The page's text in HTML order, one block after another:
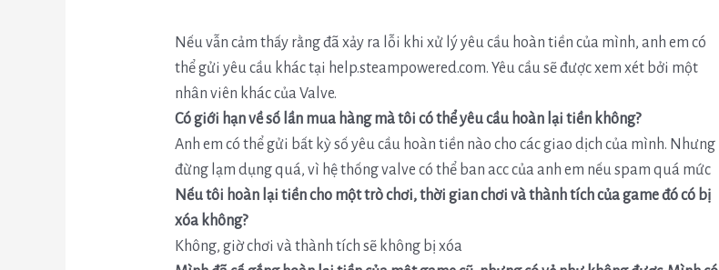
Nếu vẫn cảm thấy rằng đã xảy ra lỗi khi xử lý yêu cầu hoàn tiền của mình, anh em có
thể gửi yêu cầu khác tại help.steampowered.com. Yêu cầu sẽ được xem xét bởi một
nhân viên khác của Valve.
Có giới hạn về số lần mua hàng mà tôi có thể yêu cầu hoàn lại tiền không?
Anh em có thể gửi bất kỳ số yêu cầu hoàn tiền nào cho các giao dịch của mình. Nhưng
đừng lạm dụng quá, vì hệ thống valve có thể ban acc của anh em nếu spam quá mức
Nếu tôi hoàn lại tiền cho một trò chơi, thời gian chơi và thành tích của game đó có bị
xóa không?
Không, giờ chơi và thành tích sẽ không bị xóa